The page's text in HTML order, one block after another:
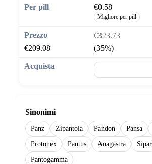
€0.58
Migliore per pill
€323.73
€209.08
(35%)
Sinonimi
Panz Zipantola Pandon Pansa
Protonex
Pantus Anagastra
Sipar
Pantogamma